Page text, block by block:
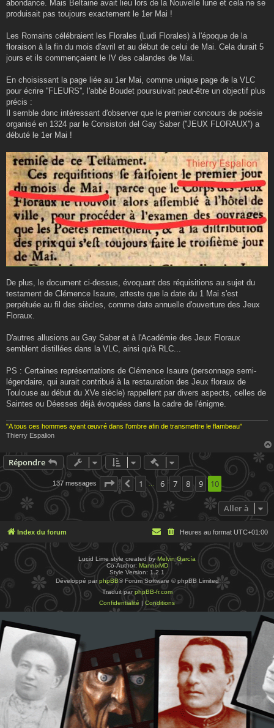
abondance. Mais Beltaine avait lieu lors de la Nouvelle lune et cela ne se
produisait pas toujours exactement le 1er Mai !
Les Romains célébraient les Florales (Ludi Florales) à l'époque de la
floraison à la fin du mois d'avril et au début de celui de Mai. Cela durait 5
jours et ils commençaient le IV des calandes de Mai.
En choisissant la page liée au 1er Mai, comme unique page de la VLC
pour écrire ''FLEURS'', l'abbé Boudet poursuivait peut-être un objectif plus
précis :
Il semble donc intéressant d'observer que le premier concours de poésie
organisé en 1324 par le Consistori del Gay Saber (''JEUX FLORAUX'') a
débuté le 1er Mai !
De plus, le document ci-dessus, évoquant des réquisitions au sujet du
testament de Clémence Isaure, atteste que la date du 1 Mai s'est
perpétuée au fil des siècles, comme date annuelle d'ouverture des Jeux
Floraux.
D'autres allusions au Gay Saber et à l'Académie des Jeux Floraux
semblent distillées dans la VLC, ainsi qu'à RLC...
PS : Certaines représentations de Clémence Isaure (personnage semi-
légendaire, qui aurait contribué à la restauration des Jeux floraux de
Toulouse au début du XVe siècle) rappellent par divers aspects, celles de
Saintes ou Déesses déjà évoquées dans la cadre de l'énigme.
"A tous ces hommes ayant œuvré dans l'ombre afin de transmettre le flambeau"
Thierry Espalion
Répondre Actions rapides de
137 messages Page 10 sur 10
Précédente
1 … 6 7 8 9 10
Aller à
Index du forum Heures au format UTC+01:00
Lucid Lime style created byMelvin García
Co-Author: MannixMD
Style Version: 1.2.1
Développé par phpBB® Forum Software © phpBB Limited
Traduit par phpBB-fr.com
Confidentialité | Conditions